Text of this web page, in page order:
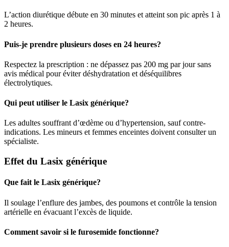
L’action diurétique débute en 30 minutes et atteint son pic après 1 à
2 heures.
Puis-je prendre plusieurs doses en 24 heures?
Respectez la prescription : ne dépassez pas 200 mg par jour sans
avis médical pour éviter déshydratation et déséquilibres
électrolytiques.
Qui peut utiliser le Lasix générique?
Les adultes souffrant d’œdème ou d’hypertension, sauf contre-
indications. Les mineurs et femmes enceintes doivent consulter un
spécialiste.
Effet du Lasix générique
Que fait le Lasix générique?
Il soulage l’enflure des jambes, des poumons et contrôle la tension
artérielle en évacuant l’excès de liquide.
Comment savoir si le furosemide fonctionne?